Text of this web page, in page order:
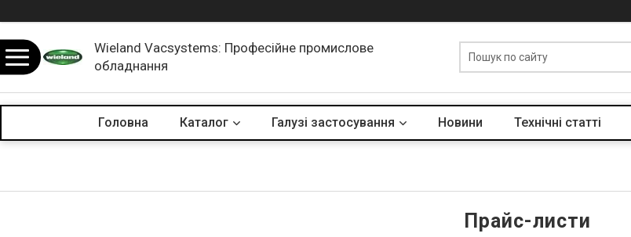
Wieland Vacsystems: Професійне промислове
обладнання
Головна Каталог Галузі застосування Новини Технічні статті
Прайс-листи